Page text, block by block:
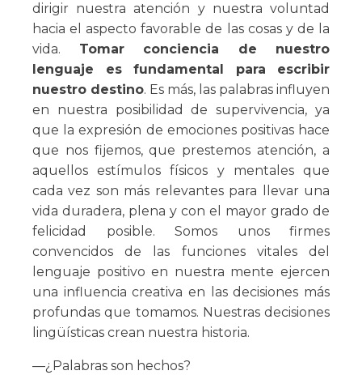
dirigir nuestra atención y nuestra voluntad
hacia el aspecto favorable de las cosas y de la
vida. Tomar conciencia de nuestro
lenguaje es fundamental para escribir
nuestro destino. Es más, las palabras influyen
en nuestra posibilidad de supervivencia, ya
que la expresión de emociones positivas hace
que nos fijemos, que prestemos atención, a
aquellos estímulos físicos y mentales que
cada vez son más relevantes para llevar una
vida duradera, plena y con el mayor grado de
felicidad posible. Somos unos firmes
convencidos de las funciones vitales del
lenguaje positivo en nuestra mente ejercen
una influencia creativa en las decisiones más
profundas que tomamos. Nuestras decisiones
lingüísticas crean nuestra historia.
—¿Palabras son hechos?